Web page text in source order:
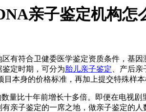
亲子鉴定机构怎
有符合卫健委医学鉴定资质条件，基
定时期，可分为胎儿亲子鉴定 、产后
本身的价格标准，再加上提交特殊样
量比十年前增长十多倍。即便在电视
亲子鉴定的一席之地，做亲子鉴定的